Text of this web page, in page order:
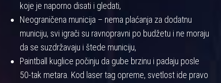
koje je naporno disati i gledati,
Neograničena municija – nema plaćanja za dodatnu
municiju, svi igrači su ravnopravni po budžetu i ne moraju
da se suzdržavaju i štede municiju,
Paintball kuglice počinju da gube brzinu i padaju posle
50-tak metara. Kod laser tag opreme, svetlost ide pravo